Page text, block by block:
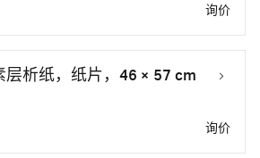
询价
层析纸，纸片，46 × 57 cm
询价